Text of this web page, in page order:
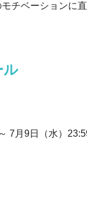
チベーションに
ル
7月9日（水）